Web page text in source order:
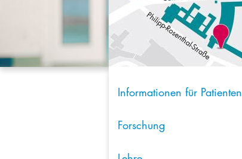
Informationen für Patienten
Forschung